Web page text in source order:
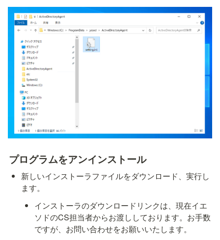
プログラムをアンインストール
新しいインストーラファイルをダウンロード、実行し
ます。
インストーラのダウンロードリンクは、現在イエ
ソドのCS担当者からお渡ししております。お手数
ですが、お問い合わせをお願いいたします。